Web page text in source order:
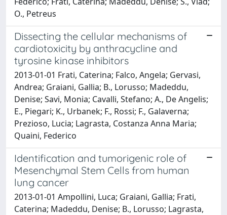
O., Petreus
Dissecting the cellular mechanisms of
cardiotoxicity by anthracycline and
tyrosine kinase inhibitors
2013-01-01 Frati, Caterina; Falco, Angela; Gervasi,
Andrea; Graiani, Gallia; B., Lorusso; Madeddu,
Denise; Savi, Monia; Cavalli, Stefano; A., De Angelis;
E., Piegari; K., Urbanek; F., Rossi; F., Galaverna;
Prezioso, Lucia; Lagrasta, Costanza Anna Maria;
Quaini, Federico
Identification and tumorigenic role of
Mesenchymal Stem Cells from human
lung cancer
2013-01-01 Ampollini, Luca; Graiani, Gallia; Frati,
Caterina; Madeddu, Denise; B., Lorusso; Lagrasta,